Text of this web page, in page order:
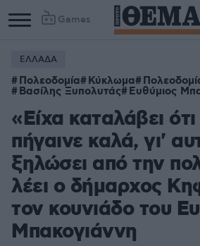
Games
ΕΛΛΑΔΑ
Πολεοδομία Κύκλωμα
Βασίλης Ξυπολυτάς Ευθύμιος
«Είχα καταλάβει
πήγαινε καλά, γι'
ξηλώσει από την
λέει ο δήμαρχος
τον κουνιάδο του
Μπακογιάννη